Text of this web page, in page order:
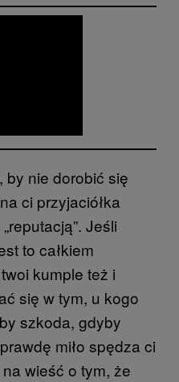
by nie dorobić się
ci przyjaciółka
Jeśli
to całkiem
kumple też i
się w tym, u kogo
szkoda, gdyby
miło spędza ci
wieść o tym, że